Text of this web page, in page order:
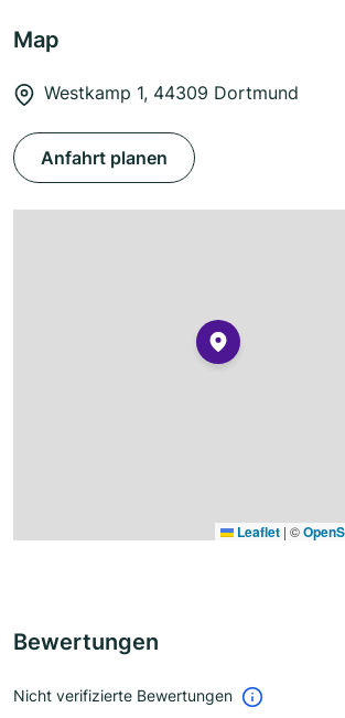
Map
Westkamp 1, 44309 Dortmund
Anfahrt planen
Leaflet | ©
Bewertungen
Nicht verifizierte Bewertungen